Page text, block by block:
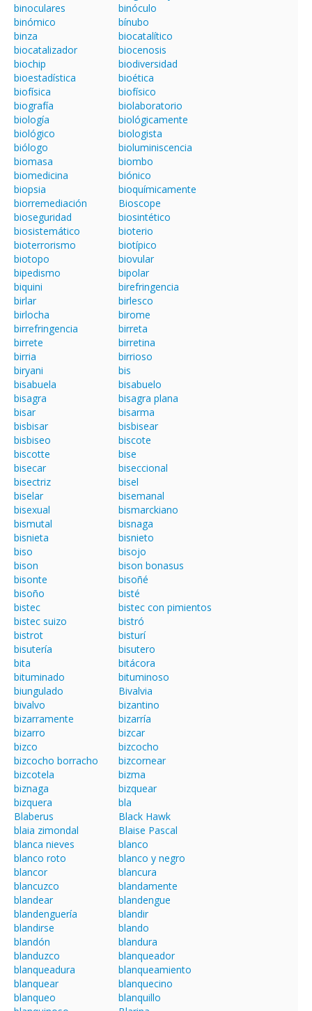
binoculares
binóculo
binómico
bínubo
binza
biocatalítico
biocatalizador
biocenosis
biochip
biodiversidad
bioestadística
bioética
biofísica
biofísico
biografía
biolaboratorio
biología
biológicamente
biológico
biologista
biólogo
bioluminiscencia
biomasa
biombo
biomedicina
biónico
biopsia
bioquímicamente
biorremediación
Bioscope
bioseguridad
biosintético
biosistemático
bioterio
bioterrorismo
biotípico
biotopo
biovular
bipedismo
bipolar
biquini
birefringencia
birlar
birlesco
birlocha
birome
birrefringencia
birreta
birrete
birretina
birria
birrioso
biryani
bis
bisabuela
bisabuelo
bisagra
bisagra plana
bisar
bisarma
bisbisar
bisbisear
bisbiseo
biscote
biscotte
bise
bisecar
biseccional
bisectriz
bisel
biselar
bisemanal
bisexual
bismarckiano
bismutal
bisnaga
bisnieta
bisnieto
biso
bisojo
bison
bison bonasus
bisonte
bisoñé
bisoño
bisté
bistec
bistec con pimientos
bistec suizo
bistró
bistrot
bisturí
bisutería
bisutero
bita
bitácora
bituminado
bituminoso
biungulado
Bivalvia
bivalvo
bizantino
bizarramente
bizarría
bizarro
bizcar
bizco
bizcocho
bizcocho borracho
bizcornear
bizcotela
bizma
biznaga
bizquear
bizquera
bla
Blaberus
Black Hawk
blaia zimondal
Blaise Pascal
blanca nieves
blanco
blanco roto
blanco y negro
blancor
blancura
blancuzco
blandamente
blandear
blandengue
blandenguería
blandir
blandirse
blando
blandón
blandura
blanduzco
blanqueador
blanqueadura
blanqueamiento
blanquear
blanquecino
blanqueo
blanquillo